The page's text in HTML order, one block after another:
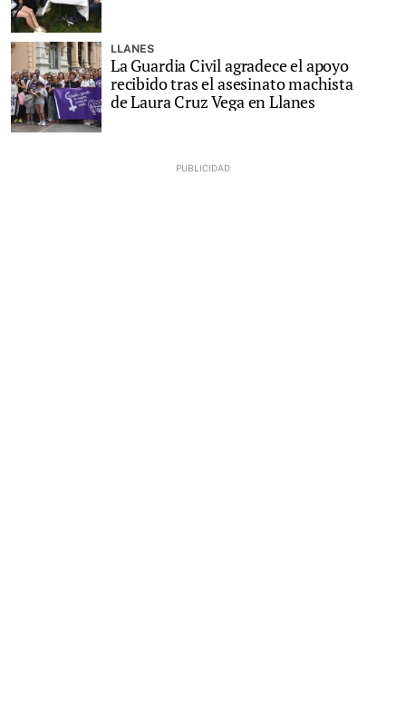
LLANES
La Guardia Civil agradece el apoyo
recibido tras el asesinato machista
de Laura Cruz Vega en Llanes